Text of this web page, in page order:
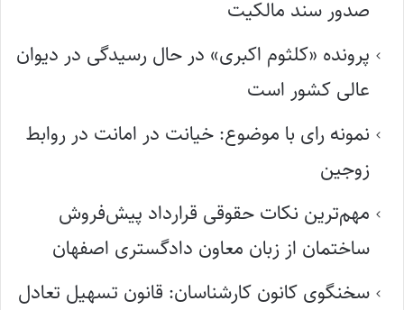
صدور سند مالکیت
پرونده «کلثوم اکبری» در حال رسیدگی در دیوان
عالی کشور است
نمونه رای با موضوع: خیانت در امانت در روابط
زوجین
مهم‌ترین نکات حقوقی قرارداد پیش‌فروش
ساختمان از زبان معاون دادگستری اصفهان
سخنگوی کانون کارشناسان: قانون تسهیل تعادل